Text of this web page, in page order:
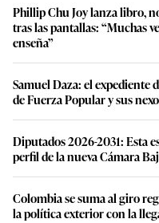
Phillip Chu Joy lanza libro,
tras las pantallas: “Muchas
enseña”
Samuel Daza: el expediente
de Fuerza Popular y sus
Diputados 2026-2031: Esta
perfil de la nueva Cámara
Colombia se suma al giro
la política exterior con la